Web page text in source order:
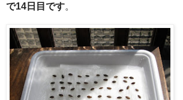
で14日目です。